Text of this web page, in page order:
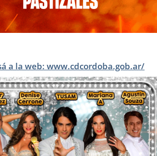
a la web: www.cdcordoba.gob.ar/